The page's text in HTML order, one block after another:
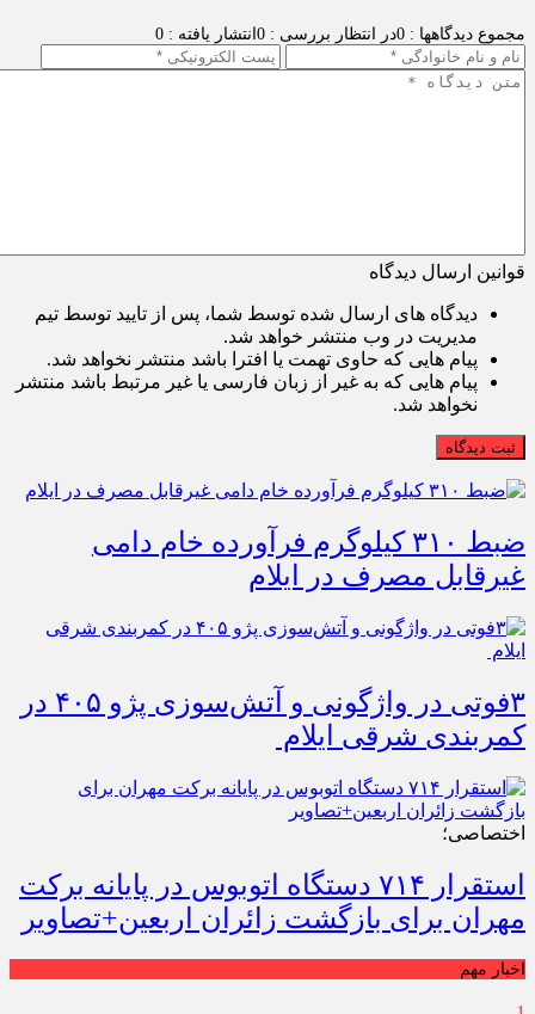
مجموع دیدگاهها : 0 در انتظار بررسی : 0 انتشار یافته : 0
قوانین ارسال دیدگاه
دیدگاه های ارسال شده توسط شما، پس از تایید توسط تیم
مدیریت در وب منتشر خواهد شد.
پیام هایی که حاوی تهمت یا افترا باشد منتشر نخواهد شد.
پیام هایی که به غیر از زبان فارسی یا غیر مرتبط باشد منتشر
نخواهد شد.
ثبت دیدگاه
ضبط ۳۱۰ کیلوگرم فرآورده خام دامی
غیرقابل مصرف در ایلام
۳فوتی در واژگونی و آتش‌سوزی پژو ۴۰۵ در
کمربندی شرقی ایلام
اختصاصی؛
استقرار ۷۱۴ دستگاه اتوبوس در پایانه برکت
مهران برای بازگشت زائران اربعین+تصاویر
اخبار مهم